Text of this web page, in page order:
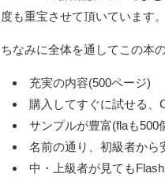
度も重宝させて頂いています。
ちなみに全体を通してこの本
充実の内容(500ページ)
購入してすぐに試せる、
サンプルが豊富(flaも500
名前の通り、初級者から
中・上級者が見ても